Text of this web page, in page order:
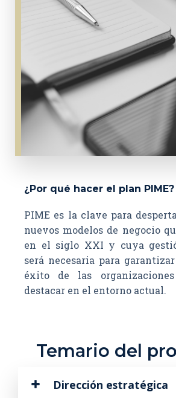
¿Por qué hacer el plan PIME?
PIME es la clave para
nuevos modelos de negocio
en el siglo XXI y cuya
será necesaria para
éxito de las
destacar en el entorno actual.
Temario del
Dirección estratégica